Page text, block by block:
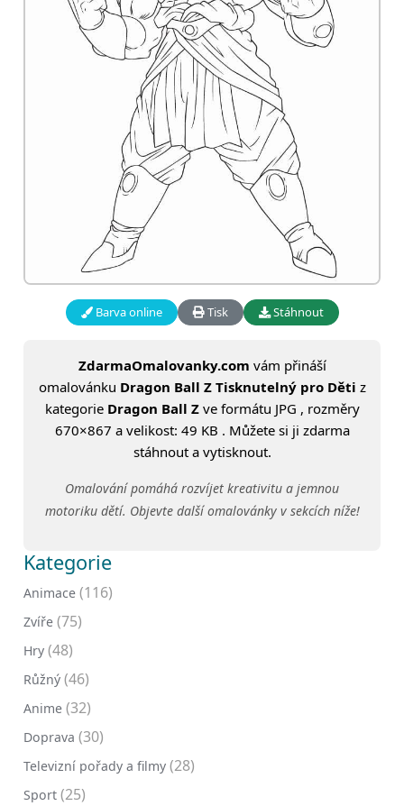
Barva online Tisk Stáhnout
ZdarmaOmalovanky.com vám přináší
omalovánku Dragon Ball Z Tisknutelný pro Děti z
kategorie Dragon Ball Zve formátu JPG , rozměry
670×867 a velikost: 49 KB . Můžete si ji zdarma
stáhnout a vytisknout.
Omalování pomáhá rozvíjet kreativitu a jemnou
motoriku dětí. Objevte další omalovánky v sekcích níže!
Kategorie
Animace (116)
Zvíře (75)
Hry (48)
Růžný (46)
Anime (32)
Doprava (30)
Televizní pořady a filmy (28)
Sport (25)